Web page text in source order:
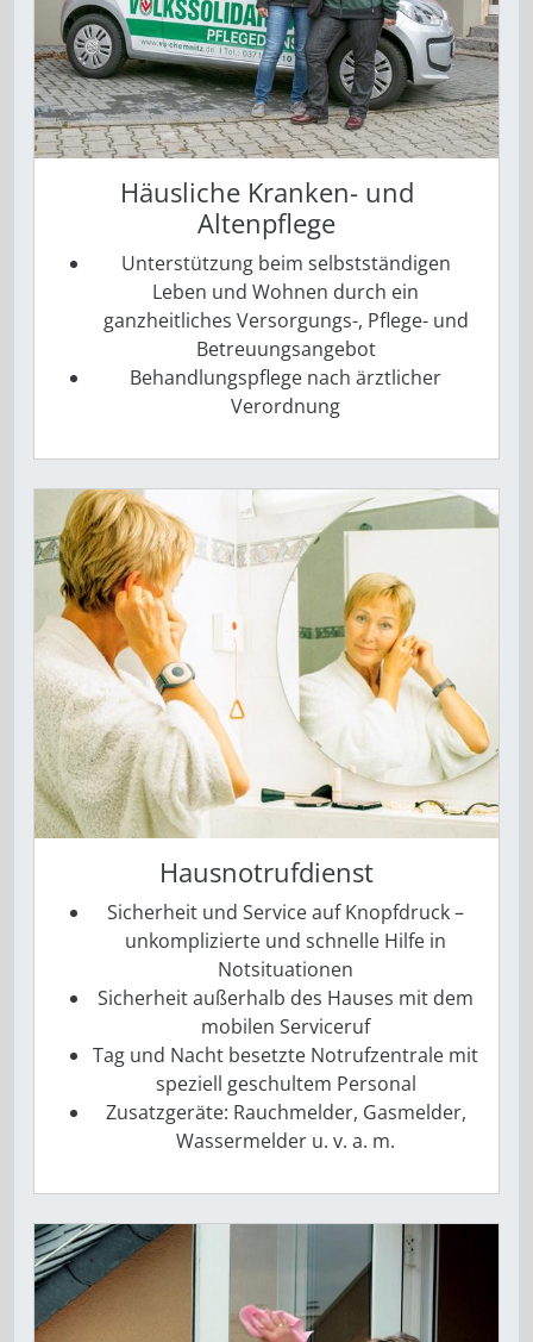
Häusliche Kranken- und
Altenpflege
Unterstützung beim selbstständigen
Leben und Wohnen durch ein
ganzheitliches Versorgungs-, Pflege- und
Betreuungsangebot
Behandlungspflege nach ärztlicher
Verordnung
Hausnotrufdienst
Sicherheit und Service auf Knopfdruck –
unkomplizierte und schnelle Hilfe in
Notsituationen
Sicherheit außerhalb des Hauses mit dem
mobilen Serviceruf
Tag und Nacht besetzte Notrufzentrale mit
speziell geschultem Personal
Zusatzgeräte: Rauchmelder, Gasmelder,
Wassermelder u. v. a. m.